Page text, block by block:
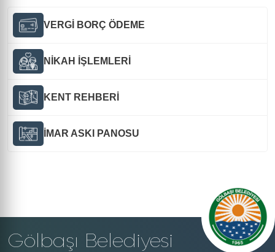
VERGİ BORÇ ÖDEME
NİKAH İŞLEMLERİ
KENT REHBERİ
İMAR ASKI PANOSU
Gölbaşı Belediyesi